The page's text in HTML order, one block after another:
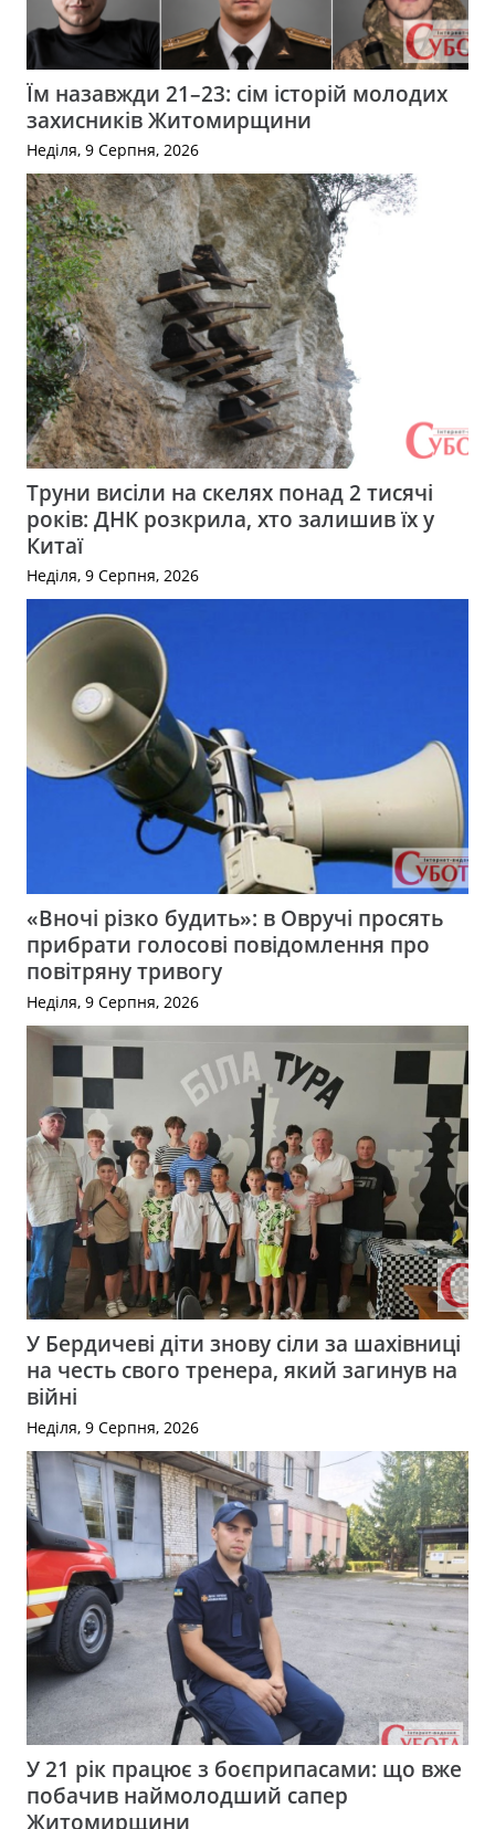
Їм назавжди 21–23: сім історій молодих
захисників Житомирщини
Неділя, 9 Серпня, 2026
Труни висіли на скелях понад 2 тисячі
років: ДНК розкрила, хто залишив їх у
Китаї
Неділя, 9 Серпня, 2026
«Вночі різко будить»: в Овручі просять
прибрати голосові повідомлення про
повітряну тривогу
Неділя, 9 Серпня, 2026
У Бердичеві діти знову сіли за шахівниці
на честь свого тренера, який загинув на
війні
Неділя, 9 Серпня, 2026
У 21 рік працює з боєприпасами: що вже
побачив наймолодший сапер
Житомирщини